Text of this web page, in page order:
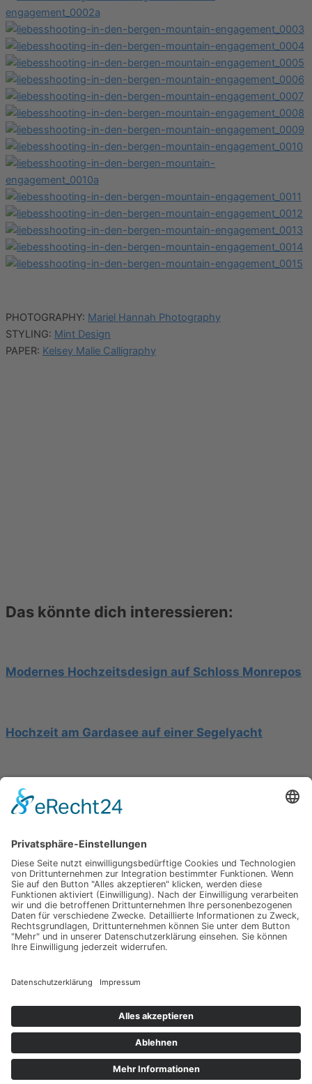
PHOTOGRAPHY: Mariel Hannah Photography
STYLING: Mint Design
PAPER: Kelsey Malie Calligraphy
Das könnte dich interessieren:
Modernes Hochzeitsdesign auf Schloss Monrepos
Hochzeit am Gardasee auf einer Segelyacht
Mediterrane Hochzeit unter Mimosen
Impressum
Werbung
About
Einsendung
AGB
Datenschutzerklärung
About
Datenschutzerklärung